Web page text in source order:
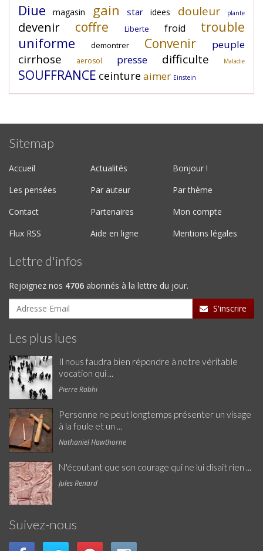
Diue magasin gain star idees douleur plante
devenir coffre Liberte froid trouble
uniforme demontrer Convenir peuple
cirrhose aerosol presse difficulte Maladie
SOUFFRANCE ceinture aimer Einstein
Sitemap
Accueil Actualités
Bonjour !
Les pensées
Par auteur
Par thème
Contact
Partenaires
Mon compte
Flux RSS
Aide en ligne Mentions légales
Lettre d'infos
Rejoignez nos 4706 abonnés à la lettre du jour.
S'inscrire
Les plus lues
Il nous faudra bien répondre à notre véritable
vocation qui ...
Pierre Rabhi
Personne ne peut longtemps présenter un visage
à la foule et un ...
Nathaniel Hawthorne
N'écoutant que son courage qui ne lui disait rien ...
Jules Renard
Suivez-nous